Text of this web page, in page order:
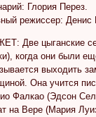
Глория Перез.
режиссер:
Две цыганские
когда они были
выходить
Она учится
Фалкао (Эдсон
на Вере (Мария